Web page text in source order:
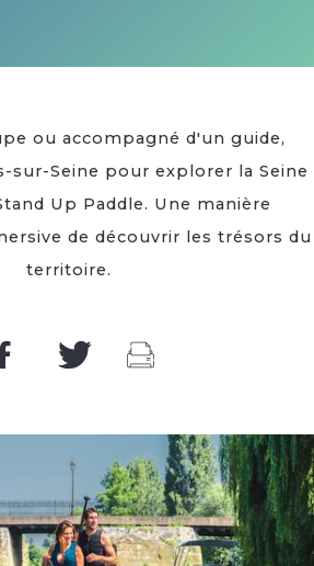
ou accompagné d'un guide,
sur-Seine pour explorer la Seine
Up Paddle. Une manière
de découvrir les trésors du
territoire.